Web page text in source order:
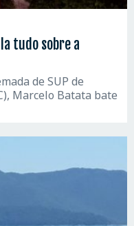
tudo sobre a
de SUP de
Marcelo Batata bate